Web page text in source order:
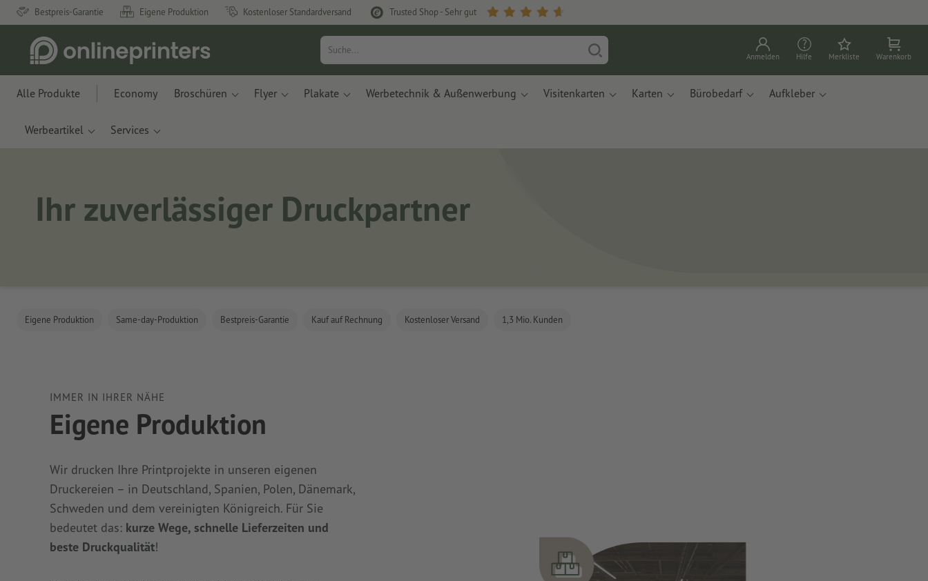
Bestpreis-Garantie Eigene Produktion Kostenloser Standardversand Trusted Shop - Sehr gut
Anmelden Hilfe Merkliste Warenkorb
Alle Produkte Economy Broschüren Flyer Plakate Werbetechnik & Außenwerbung Visitenkarten Karten Bürobedarf Aufkleber
Werbeartikel Services
Ihr zuverlässiger Druckpartner
Eigene Produktion Same-day-Produktion Bestpreis-Garantie Kauf auf Rechnung Kostenloser Versand 1,3 Mio. Kunden
IMMER IN IHRER NÄHE
Eigene Produktion
Wir drucken Ihre Printprojekte in unseren eigenen
Druckereien – in Deutschland, Spanien, Polen, Dänemark,
Schweden und dem vereinigten Königreich. Für Sie
bedeutet das: kurze Wege, schnelle Lieferzeiten und
beste Druckqualität!